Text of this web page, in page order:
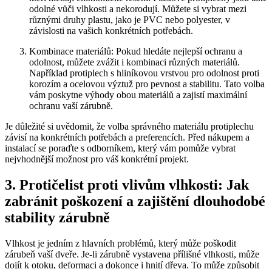
odolné vůči vlhkosti a nekorodují. Můžete si vybrat mezi
různými druhy plastu, jako je PVC nebo polyester, v
závislosti na vašich konkrétních potřebách.
Kombinace materiálů: Pokud hledáte nejlepší ochranu a
odolnost, můžete zvážit i kombinaci různých materiálů.
Například protiplech s hliníkovou vrstvou pro odolnost proti
korozím a ocelovou výztuž pro pevnost a stabilitu. Tato volba
vám poskytne výhody obou materiálů a zajistí maximální
ochranu vaší zárubně.
Je důležité si uvědomit, že volba správného materiálu protiplechu
závisí na konkrétních potřebách a preferencích. Před nákupem a
instalací se poraďte s odborníkem, který vám pomůže vybrat
nejvhodnější možnost pro váš konkrétní projekt.
3. Protičelist proti vlivům vlhkosti: Jak
zabránit poškození a zajištění dlouhodobé
stability zárubně
Vlhkost je jedním z hlavních problémů, který může poškodit
zárubeň vaší dveře. Je-li zárubně vystavena přílišné vlhkosti, může
dojít k otoku, deformaci a dokonce i hnití dřeva. To může způsobit